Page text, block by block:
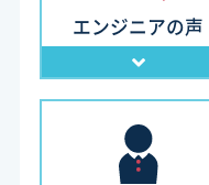
エンジニアの声